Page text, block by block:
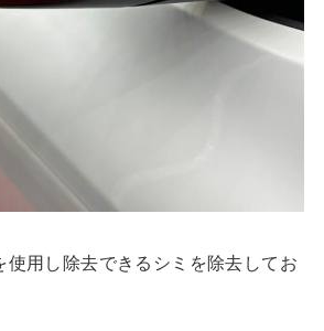
用し除去できるシミを除去してお